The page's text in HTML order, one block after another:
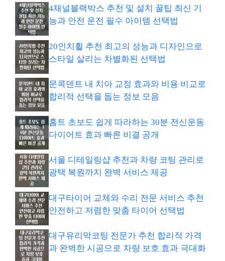
4채널블랙박스 추천 및 설치 꿀팁 최신 기
능과 안전 운전 필수 아이템 선택법
20인치휠 추천 최고의 성능과 디자인으로
스타일 살리는 차별화된 선택법
문콕덴트 내 치아 교정 효과와 비용 비교로
합리적 선택을 돕는 정보 모음
홈트 초보도 쉽게 따라하는 30분 전신운동
다이어트 효과 빠른 비결 공개
서울 디테일링샵 추천과 차량 코팅 관리로
광택 복원까지 완벽 서비스 제공
대구타이어 교체와 수리 전문 서비스 추천
안전하고 저렴한 맞춤 타이어 선택법
대구유리막코팅 전문가 추천 합리적 가격
과 완벽한 시공으로 차량 보호 효과 극대화